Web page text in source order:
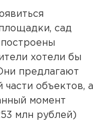
сад
хотели бы
предлагают
части объектов, а
момент
млн рублей)